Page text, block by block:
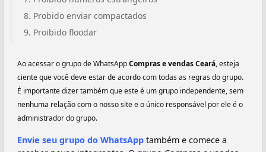
Probido enviar compactados
Proibido floodar
Ao acessar o grupo de WhatsAppCompras e vendas Ceará, esteja
ciente que você deve estar de acordo com todas as regras do grupo.
É importante dizer também que este é um grupo independente, sem
nenhuma relação com o nosso site e o único responsável por ele é o
administrador do grupo.
Envie seu grupo do WhatsApp também e comece a